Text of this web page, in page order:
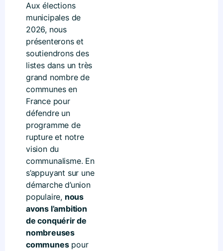
Aux élections
municipales de
2026, nous
présenterons et
soutiendrons des
listes dans un très
grand nombre de
communes en
France pour
défendre un
programme de
rupture et notre
vision du
communalisme. En
s’appuyant sur une
démarche d’union
populaire, nous
avons l’ambition
de conquérir de
nombreuses
communespour